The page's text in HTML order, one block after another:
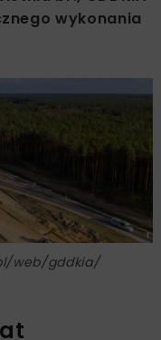
wykonania
web/gddkia/